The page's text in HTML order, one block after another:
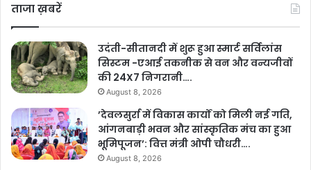
ताजा ख़बरें
उदंती-सीतानदी में शुरू हुआ स्मार्ट सर्विलांस
सिस्टम -एआई तकनीक से वन और वन्यजीवों
की 24X7 निगरानी….
August 8, 2026
’देवलसुर्रा में विकास कार्यों को मिली नई गति,
आंगनबाड़ी भवन और सांस्कृतिक मंच का हुआ
भूमिपूजन’: वित्त मंत्री ओपी चौधरी….
August 8, 2026